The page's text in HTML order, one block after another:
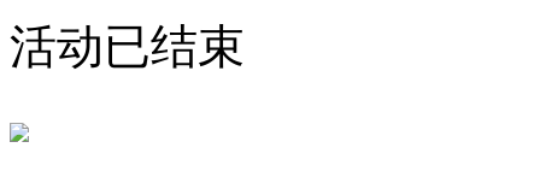
活动已结束